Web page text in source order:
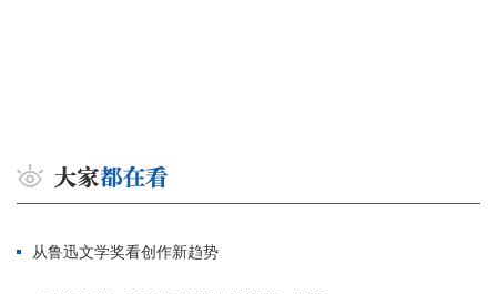
从鲁迅文学奖看创作新趋势